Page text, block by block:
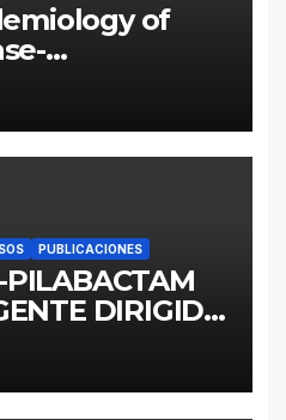
of
in
PUBLICACIONES
DIRIGIDO
DE